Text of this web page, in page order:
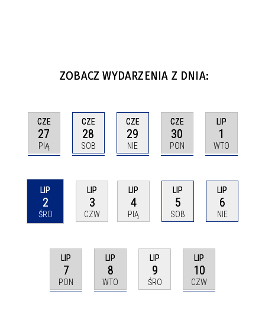
ZOBACZ WYDARZENIA Z DNIA:
CZE
27
PIĄ
CZE
28
SOB
CZE
29
NIE
CZE
30
PON
LIP
1
WTO
LIP
2
ŚRO
LIP
3
CZW
LIP
4
PIĄ
LIP
5
SOB
LIP
6
NIE
LIP
7
PON
LIP
8
WTO
LIP
9
ŚRO
LIP
10
CZW